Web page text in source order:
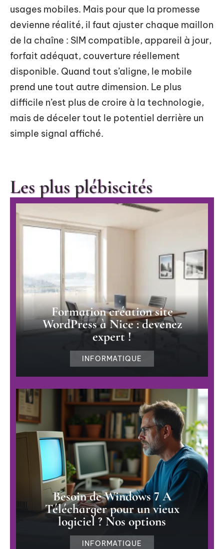
usages mobiles. Mais pour que la promesse
devienne réalité, il faut ajuster chaque maillon
de la chaîne : SIM compatible, appareil à jour,
forfait adéquat, couverture réellement
disponible. Quand tout s’aligne, le mobile
prend une tout autre dimension. Le plus
difficile n’est plus de croire à la technologie,
mais de déceler tout le potentiel derrière un
simple signal affiché.
Les plus plébiscités
Formation création site
WordPress à Nice : devenez
expert !
INFORMATIQUE
Besoin de Windows 7 A
Télécharger pour un vieux
logiciel ? Nos options
INFORMATIQUE